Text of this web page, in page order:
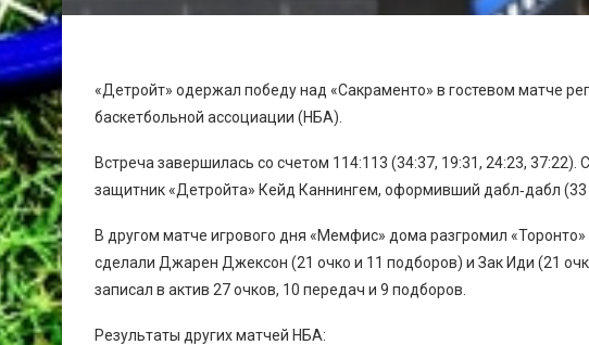
«Детройт» одержал победу над «Сакраменто» в гостевом матче
баскетбольной ассоциации (НБА).
Встреча завершилась со счетом 114:113 (34:37, 19:31, 24:23,
защитник «Детройта» Кейд Каннингем, оформивший дабл‑дабл (33
В другом матче игрового дня «Мемфис» дома разгромил
сделали Джарен Джексон (21 очко и 11 подборов) и Зак Иди (21
записал в актив 27 очков, 10 передач и 9 подборов.
Результаты других матчей НБА: